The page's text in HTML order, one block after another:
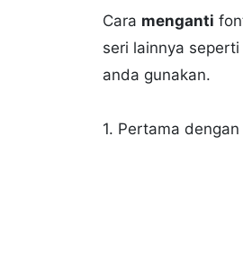
Cara menganti
seri lainnya seperti
anda gunakan.
1. Pertama